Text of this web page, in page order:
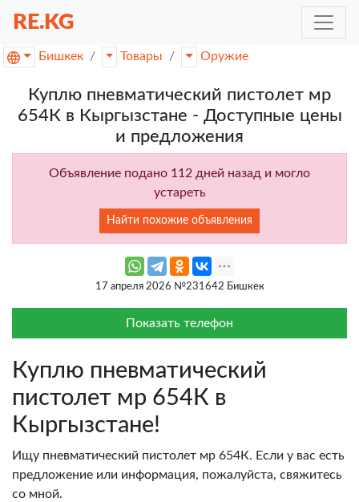
RE.KG
Бишкек Товары Оружие
Куплю пневматический пистолет мр
654К в Кыргызстане - Доступные цены
и предложения
Объявление подано 112 дней назад и могло
устареть
Найти похожие объявления
17 апреля 2026 №231642 Бишкек
Показать телефон
Куплю пневматический
пистолет мр 654К в
Кыргызстане!
Ищу пневматический пистолет мр 654К. Если у вас есть
предложение или информация, пожалуйста, свяжитесь
со мной.